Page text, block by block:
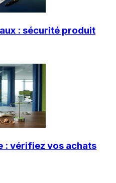
: sécurité produit
: vérifiez vos achats